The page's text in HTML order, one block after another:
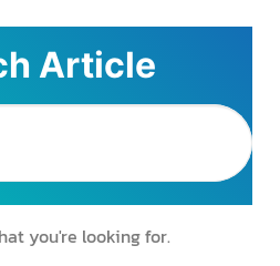
Article
you're looking for.